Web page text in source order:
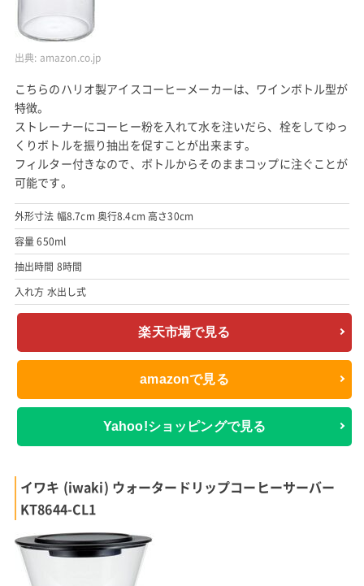
出典: amazon.co.jp
こちらのハリオ製アイスコーヒーメーカーは、ワインボトル型が
特徴。
ストレーナーにコーヒー粉を入れて水を注いだら、栓をしてゆっ
くりボトルを振り抽出を促すことが出来ます。
フィルター付きなので、ボトルからそのままコップに注ぐことが
可能です。
外形寸法 幅8.7cm 奥行8.4cm 高さ30cm
容量 650ml
抽出時間 8時間
入れ方 水出し式
楽天市場で見る
amazonで見る
Yahoo!ショッピングで見る
イワキ (iwaki) ウォータードリップコーヒーサーバー
KT8644-CL1